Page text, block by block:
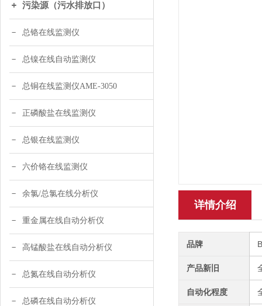
污染源（污水排放口）
总铬在线监测仪
总镍在线自动监测仪
总铜在线监测仪AME-3050
正磷酸盐在线监测仪
总银在线监测仪
六价铬在线监测仪
余氯/总氯在线分析仪
重金属在线自动分析仪
高锰酸盐在线自动分析仪
总氮在线自动分析仪
总磷在线自动分析仪
详情介绍
品牌
产品新旧
自动化程度